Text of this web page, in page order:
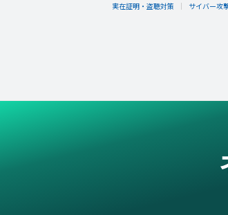
実在証明・盗聴対策
サイバー攻